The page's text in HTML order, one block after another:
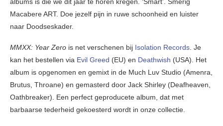
albums is die we dit jaar te horen kregen. ‘Smart’. Smerig
Macabere ART. Doe jezelf pijn in ruwe schoonheid en luister
naar Doodseskader.
MMXX: Year Zero is net verschenen bij Isolation Records. Je
kan het bestellen via Evil Greed (EU) en Deathwish (USA). Het
album is opgenomen en gemixt in de Much Luv Studio (Amenra,
Brutus, Throane) en gemasterd door Jack Shirley (Deafheaven,
Oathbreaker). Een perfect geproducete album, dat met
barbaarse tederheid gekoesterd wordt in onze collectie.